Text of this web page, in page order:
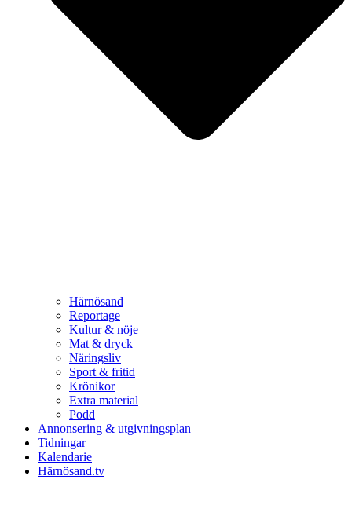
Härnösand
Reportage
Kultur & nöje
Mat & dryck
Näringsliv
Sport & fritid
Krönikor
Extra material
Podd
Annonsering & utgivningsplan
Tidningar
Kalendarie
Härnösand.tv